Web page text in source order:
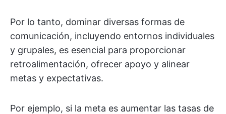
Por lo tanto, dominar diversas formas de
comunicación, incluyendo entornos individuales
y grupales, es esencial para proporcionar
retroalimentación, ofrecer apoyo y alinear
metas y expectativas.
Por ejemplo, si la meta es aumentar las tasas de